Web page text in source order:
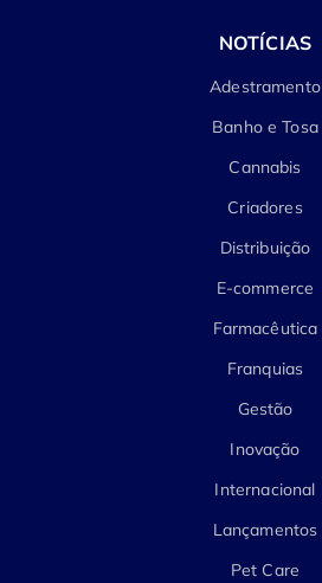
NOTÍCIAS
Adestramento
Banho e Tosa
Cannabis
Criadores
Distribuição
E-commerce
Farmacêutica
Franquias
Gestão
Inovação
Internacional
Lançamentos
Pet Care